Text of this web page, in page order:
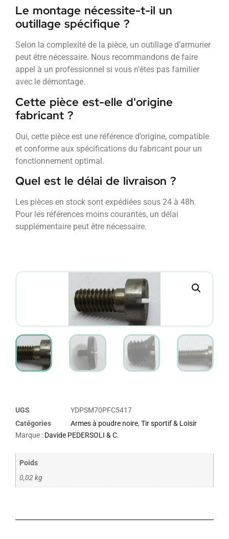
Le montage nécessite-t-il un
outillage spécifique ?
Selon la complexité de la pièce, un outillage d’armurier
peut être nécessaire. Nous recommandons de faire
appel à un professionnel si vous n’êtes pas familier
avec le démontage.
Cette pièce est-elle d'origine
fabricant ?
Oui, cette pièce est une référence d’origine, compatible
et conforme aux spécifications du fabricant pour un
fonctionnement optimal.
Quel est le délai de livraison ?
Les pièces en stock sont expédiées sous 24 à 48h.
Pour les références moins courantes, un délai
supplémentaire peut être nécessaire.
UGS
YDPSM70PFC5417
Catégories
Armes à poudre noire, Tir sportif & Loisir
Marque : Davide PEDERSOLI & C.
Poids
0,02 kg